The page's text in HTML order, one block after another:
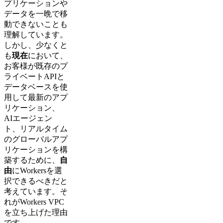
プリケーションや
データを一晩で移
動できないことも
理解しています。
しかし、少なくと
も現在において、
お客様が既存のプ
ライベートAPIと
データベースを使
用して最新のアプ
リケーション、
AIエージェン
ト、リアルタイム
のグローバルアプ
リケーションを構
築するために、
自
由にWorkersを選
択できるべきだと
考えています。そ
れがWorkers VPC
を立ち上げた理由